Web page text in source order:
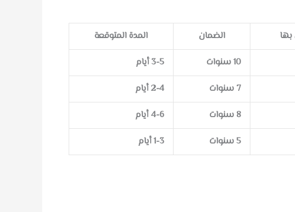
الضمان
المدة المتوقعة
10 سنوات
3-5 أيام
7 سنوات
2-4 أيام
8 سنوات
4-6 أيام
5 سنوات 1-3 أيام